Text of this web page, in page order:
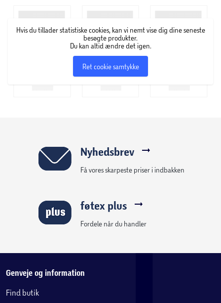
Hvis du tillader statistiske cookies, kan vi nemt vise dig dine seneste
besøgte produkter.
Du kan altid ændre det igen.
Ret cookie samtykke
Nyhedsbrev
Få vores skarpeste priser i indbakken
føtex plus
Fordele når du handler
Genveje og information
Find butik